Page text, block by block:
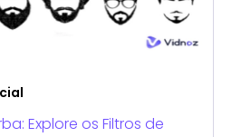
Explore os Filtros de